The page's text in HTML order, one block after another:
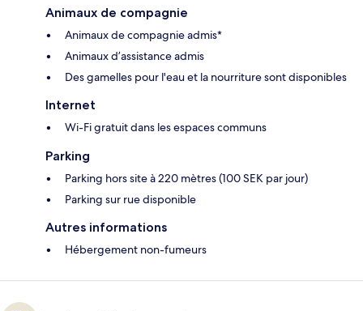
Animaux de compagnie
Animaux de compagnie admis*
Animaux d’assistance admis
Des gamelles pour l'eau et la nourriture sont disponibles
Internet
Wi-Fi gratuit dans les espaces communs
Parking
Parking hors site à 220 mètres (100 SEK par jour)
Parking sur rue disponible
Autres informations
Hébergement non-fumeurs